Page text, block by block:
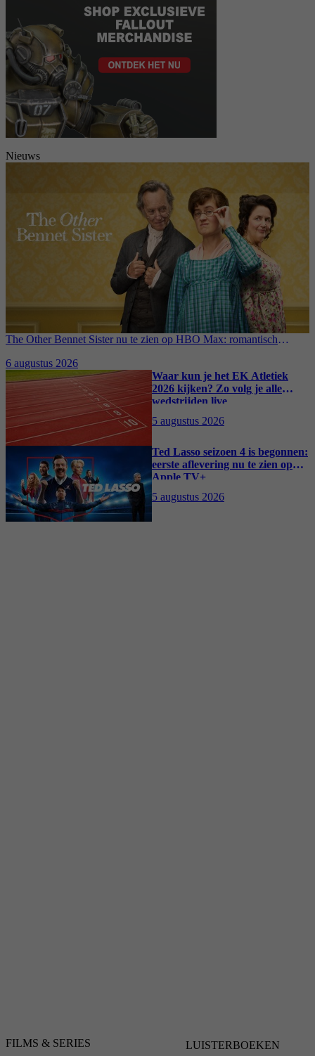
Nieuws
The Other Bennet Sister nu te zien op HBO Max: romantisch
6 augustus 2026
Waar kun je het EK Atletiek
2026 kijken? Zo volg je alle
wedstrijden live
5 augustus 2026
Ted Lasso seizoen 4 is begonnen:
eerste aflevering nu te zien op
Apple TV+
5 augustus 2026
FILMS & SERIES LUISTERBOEKEN